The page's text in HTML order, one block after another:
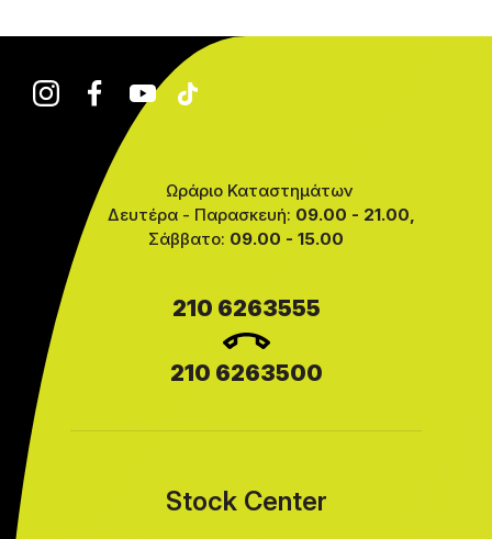
Ωράριο Καταστημάτων
Δευτέρα - Παρασκευή: 09.00 - 21.00,
Σάββατο: 09.00 - 15.00
210 6263555
210 6263500
Stock Center